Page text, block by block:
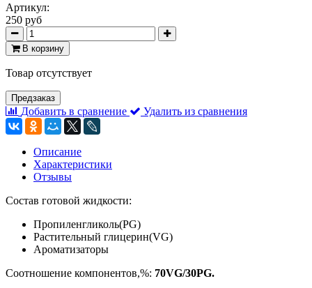
Артикул:
250 руб
В корзину
Товар отсутствует
Предзаказ
Добавить в сравнение Удалить из сравнения
Описание
Характеристики
Отзывы
Состав готовой жидкости:
Пропиленгликоль(PG)
Растительный глицерин(VG)
Ароматизаторы
Соотношение компонентов,%: 70VG/30PG.